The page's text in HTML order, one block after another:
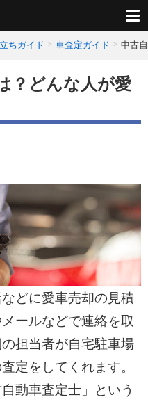
ちガイド 車査定ガイド 中古
？どんな人が愛
どに愛車売却の見積
ールなどで連絡を取
担当者が自宅駐車場
定をしてくれます。
動車査定士」という